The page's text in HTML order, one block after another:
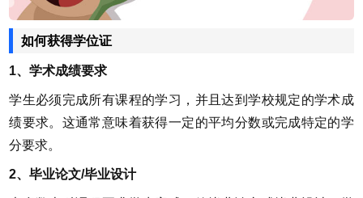
如何获得学位证
1、学术成绩要求
学生必须完成所有课程的学习，并且达到学校规定的学术成
绩要求。这通常意味着获得一定的平均分数或完成特定的学
分要求。
2、毕业论文/毕业设计